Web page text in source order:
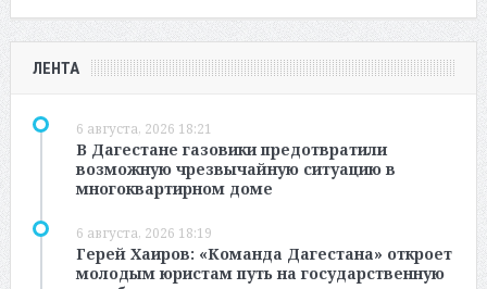
ЛЕНТА
6 августа, 2026 18:21
В Дагестане газовики предотвратили
возможную чрезвычайную ситуацию в
многоквартирном доме
6 августа, 2026 18:19
Герей Хаиров: «Команда Дагестана» откроет
молодым юристам путь на государственную